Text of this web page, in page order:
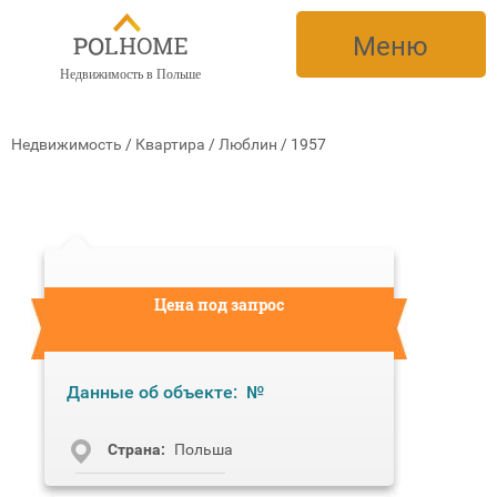
Недвижимость в Польше
Меню
Недвижимость / Квартира / Люблин / 1957
Цена под запрос
Данные об объекте: №
Cтрана: Польша